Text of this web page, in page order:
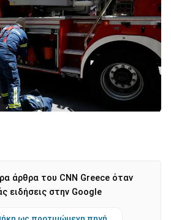
άρθρα του CNN Greece όταν
ειδήσεις στην Google
ως προτιμώμενη πηγή